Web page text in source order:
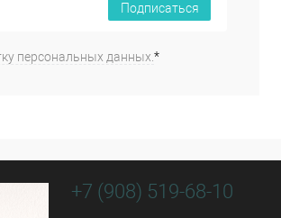
Подписаться
персональных данных. *
+7 (908) 519-68-10